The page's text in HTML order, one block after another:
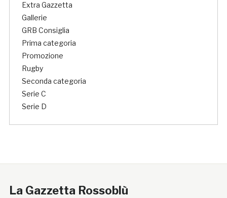
Extra Gazzetta
Gallerie
GRB Consiglia
Prima categoria
Promozione
Rugby
Seconda categoria
Serie C
Serie D
La Gazzetta Rossoblù